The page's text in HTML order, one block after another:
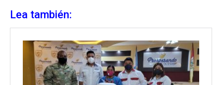
Lea también: